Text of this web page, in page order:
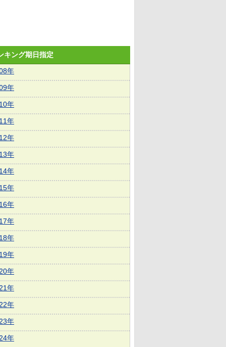
キング期日指定
年
年
年
年
年
年
年
年
年
年
年
年
年
年
年
年
年